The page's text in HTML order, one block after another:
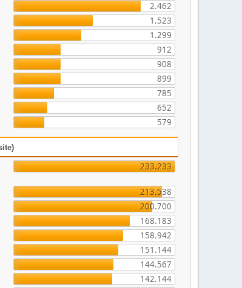
2.462
1.523
1.299
912
908
899
785
652
579
233.233
213.538
200.700
168.183
158.942
151.144
144.567
142.144